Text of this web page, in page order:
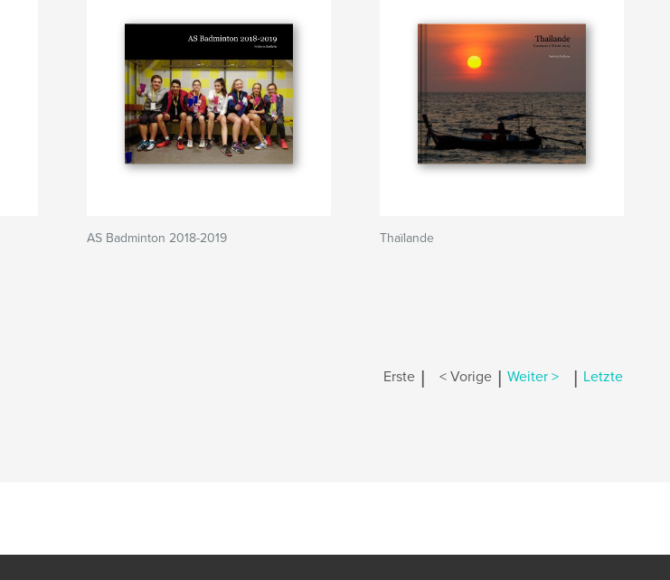
AS Badminton 2018-2019 Thaïlande
Erste | < Vorige | Weiter > | Letzte